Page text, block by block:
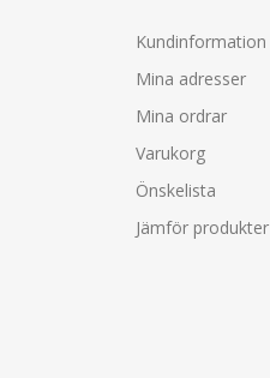
Kundinformation
Mina adresser
Mina ordrar
Varukorg
Önskelista
Jämför produkter